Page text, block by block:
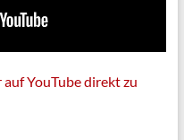
auf YouTube direkt zu